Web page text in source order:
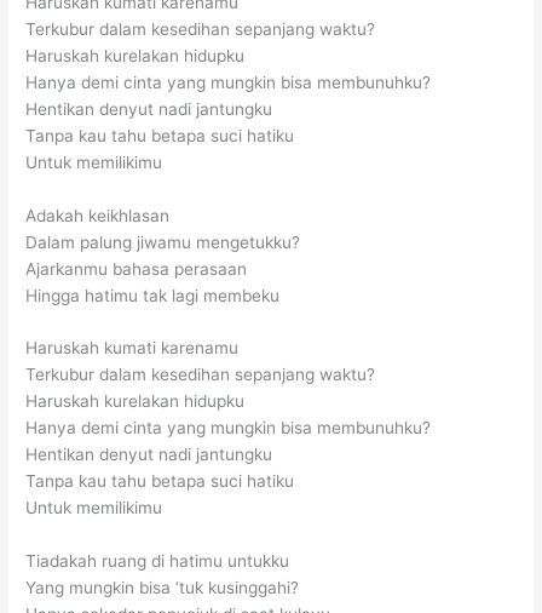
Terkubur dalam kesedihan sepanjang waktu?
Haruskah kurelakan hidupku
Hanya demi cinta yang mungkin bisa membunuhku?
Hentikan denyut nadi jantungku
Tanpa kau tahu betapa suci hatiku
Untuk memilikimu
Adakah keikhlasan
Dalam palung jiwamu mengetukku?
Ajarkanmu bahasa perasaan
Hingga hatimu tak lagi membeku
Haruskah kumati karenamu
Terkubur dalam kesedihan sepanjang waktu?
Haruskah kurelakan hidupku
Hanya demi cinta yang mungkin bisa membunuhku?
Hentikan denyut nadi jantungku
Tanpa kau tahu betapa suci hatiku
Untuk memilikimu
Tiadakah ruang di hatimu untukku
Yang mungkin bisa ‘tuk kusinggahi?